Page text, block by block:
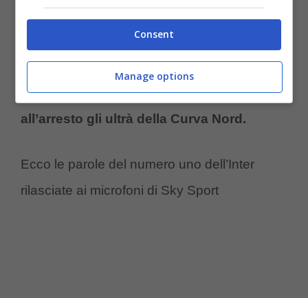
Inter Stella Rossa, il presidente
dei nerazzurri Beppe Marottaha fatto il
punto riguardo l’indagine che ha portato
all’arresto gli ultrà della Curva Nord.
Ecco le parole del numero uno dell’Inter
rilasciate ai microfoni di Sky Sport
Consent
Manage options